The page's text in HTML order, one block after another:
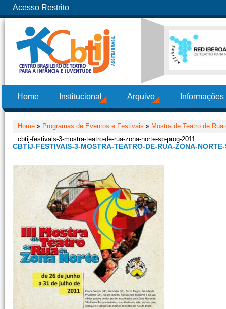
Acesso Restrito
Home Institucional Arquivo
Home » Programas de Eventos e Festivais » Mostra de Teatro de
cbtij-festivais-3-mostra-teatro-de-rua-zona-norte-sp-prog-2011
CBTIJ-FESTIVAIS-3-MOSTRA-TEATRO-DE-RUA-ZONA-